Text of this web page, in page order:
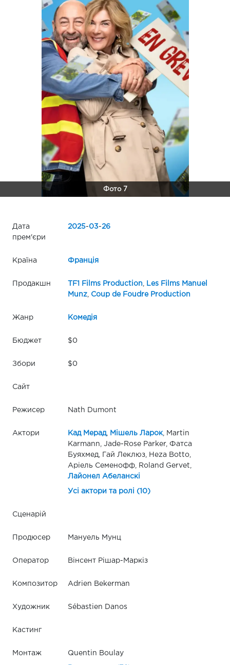
Фото 7
Дата
прем'єри
2025-03-26
Країна Франція
Продакшн TF1 Films Production
Les Films Manuel
Munz, Coup de Foudre Production
Жанр Комедія
Бюджет $0
Збори $0
Сайт
Режисер Nath Dumont
Актори Кад Мерад, Мішель Ларок, Martin
Karmann, Jade-Rose Parker, Фатса
Буяхмед, Гай Леклюз, Heza Botto,
Аріель Семенофф, Roland Gervet,
Лайонел Абеланскі
Усі актори та ролі (10)
Сценарій
Продюсер Мануель Мунц
Оператор Вінсент Рішар-Маркіз
Композитор Adrien Bekerman
Художник Sébastien Danos
Кастинг
Монтаж Quentin Boulay